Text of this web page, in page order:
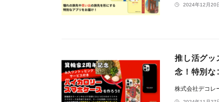
2024年12月20
推し活グッ
念！特別な
株式会社デコレ